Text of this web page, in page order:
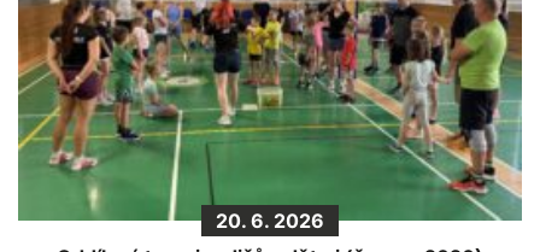
20. 6. 2026